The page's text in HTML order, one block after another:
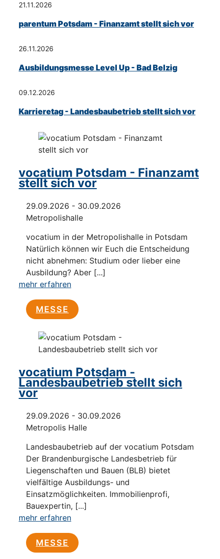
21.11.2026
parentum Potsdam - Finanzamt stellt sich vor
26.11.2026
Ausbildungsmesse Level Up - Bad Belzig
09.12.2026
Karrieretag - Landesbaubetrieb stellt sich vor
vocatium Potsdam - Finanzamt
stellt sich vor
29.09.2026 - 30.09.2026
Metropolishalle
vocatium in der Metropolishalle in Potsdam
Natürlich können wir Euch die Entscheidung
nicht abnehmen: Studium oder lieber eine
Ausbildung? Aber [...]
mehr erfahren
MESSE
vocatium Potsdam -
Landesbaubetrieb stellt sich
vor
29.09.2026 - 30.09.2026
Metropolis Halle
Landesbaubetrieb auf der vocatium Potsdam
Der Brandenburgische Landesbetrieb für
Liegenschaften und Bauen (BLB) bietet
vielfältige Ausbildungs- und
Einsatzmöglichkeiten. Immobilienprofi,
Bauexpertin, [...]
mehr erfahren
MESSE